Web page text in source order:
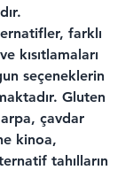
farklı
kısıtlamaları
seçeneklerin
Gluten
çavdar
kinoa,
tahılların